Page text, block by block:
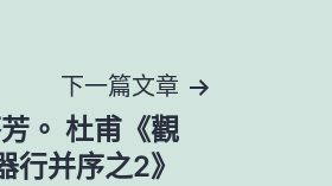
下一篇文章
。 杜甫《觀
行并序之2》